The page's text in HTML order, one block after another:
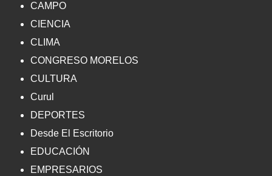
CAMPO
CIENCIA
CLIMA
CONGRESO MORELOS
CULTURA
Curul
DEPORTES
Desde El Escritorio
EDUCACIÓN
EMPRESARIOS